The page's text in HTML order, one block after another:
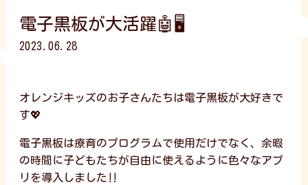
電子黒板が大活躍🤖🖥️
2023.06.28
オレンジキッズのお子さんたちは電子黒板が大好きで
す💖
電子黒板は療育のプログラムで使用だけでなく、余暇
の時間に子どもたちが自由に使えるように色々なアプ
リを導入しました‼️